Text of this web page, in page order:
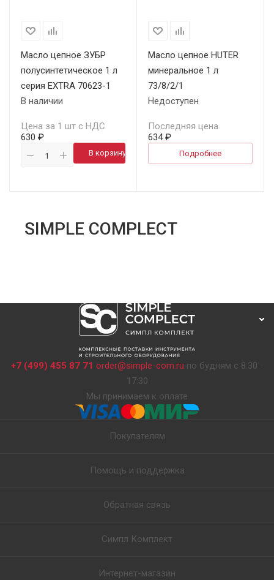
Масло цепное ЗУБР
полусинтетическое 1 л
серия EXTRA 70623-1
В наличии
Цена за 1 шт с НДС
630 ₽
В корзину
Масло цепное HUTER
минеральное 1 л
73/8/2/1
Недоступен
Последняя цена
634 ₽
Подробнее
SIMPLE COMPLECT
+7 (499) 455 87 71 order@simple-com.ru по будням с 8:30 -
17:30
Мы принимаем к оплате
Покупателям
Помощь и поддержка
Обратная связь
Симпл Комплект
Интернет-магазин